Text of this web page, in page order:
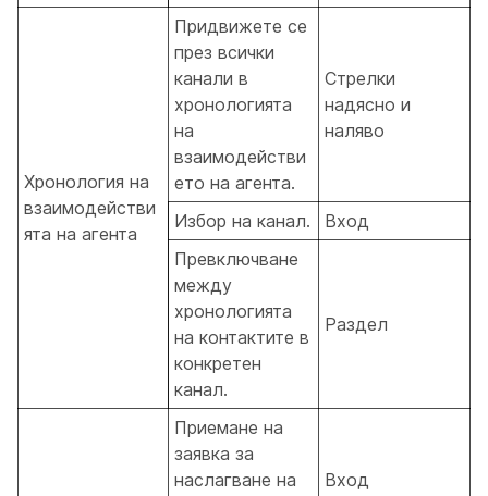
Хронология на
взаимодействи
ята на агента
Придвижете се
през всички
канали в
хронологията
на
взаимодействи
ето на агента.
Стрелки
надясно и
наляво
Избор на канал.
Вход
Превключване
между
хронологията
на контактите в
конкретен
канал.
Раздел
Приемане на
заявка за
наслагване на
Вход